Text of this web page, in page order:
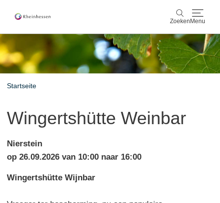
Zoeken Menu
Zoeken
wijn & gastronomie
reservering & service
Rheinhessen-Blog
Startseite
Wingertshütte Weinbar
Nierstein
op 26.09.2026 van 10:00 naar 16:00
Wingertshütte Wijnbar